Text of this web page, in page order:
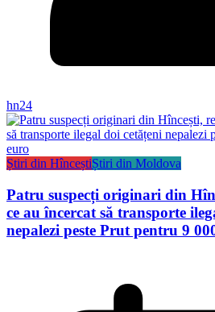
hn24
Știri din HînceștiȘtiri din Moldova
Patru suspecți originari din
ce au încercat să transporte
nepalezi peste Prut pentru 9